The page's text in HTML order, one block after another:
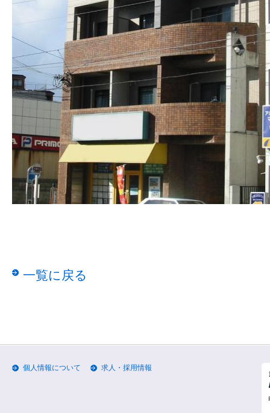
一覧に戻る
個人情報について 求人・採用情報